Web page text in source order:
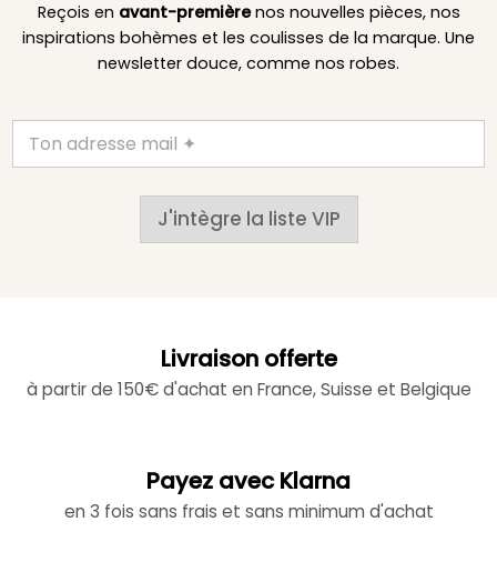
Reçois en avant-premièrenos nouvelles pièces, nos
inspirations bohèmes et les coulisses de la marque. Une
newsletter douce, comme nos robes.
J'intègre la liste VIP
Livraison offerte
à partir de 150€ d'achat en France, Suisse et Belgique
Payez avec Klarna
en 3 fois sans frais et sans minimum d'achat